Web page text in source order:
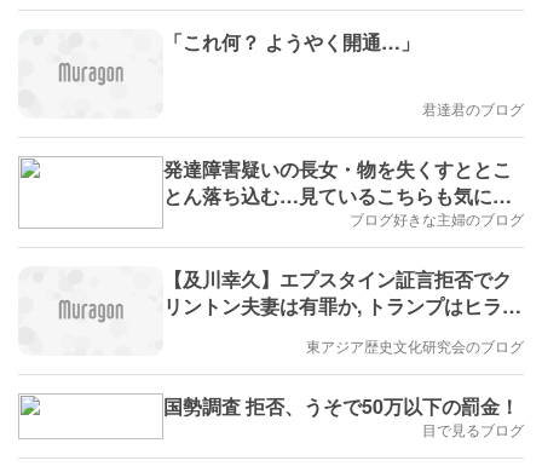
「これ何？ ようやく開通…」
君達君のブログ
発達障害疑いの長女・物を失くすととこ
とん落ち込む…見ているこちらも気にな
ブログ好きな主婦のブログ
【及川幸久】エプスタイン証言拒否でク
リントン夫妻は有罪か, トランプはヒラリ
東アジア歴史文化研究会のブログ
国勢調査 拒否、うそで50万以下の罰金！
目で見るブログ